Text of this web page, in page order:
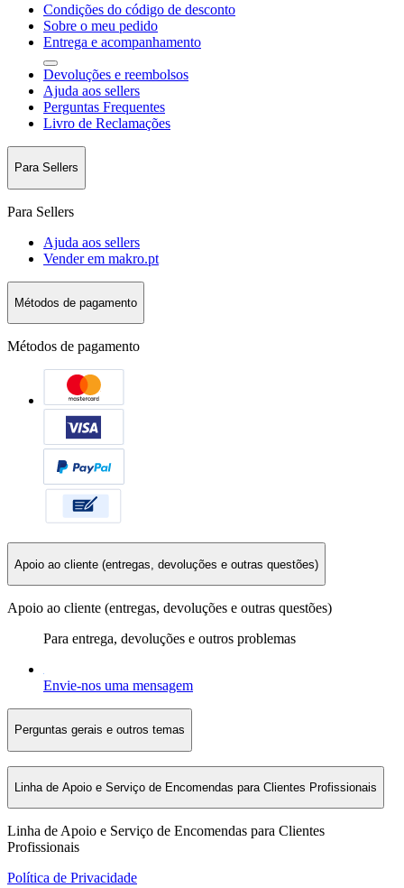
Condições do código de desconto
Sobre o meu pedido
Entrega e acompanhamento
Devoluções e reembolsos
Ajuda aos sellers
Perguntas Frequentes
Livro de Reclamações
Para Sellers
Para Sellers
Ajuda aos sellers
Vender em makro.pt
Métodos de pagamento
Métodos de pagamento
Apoio ao cliente (entregas, devoluções e outras questões)
Apoio ao cliente (entregas, devoluções e outras questões)
Para entrega, devoluções e outros problemas
Envie-nos uma mensagem
Perguntas gerais e outros temas
Linha de Apoio e Serviço de Encomendas para Clientes Profissionais
Linha de Apoio e Serviço de Encomendas para Clientes
Profissionais
Política de Privacidade